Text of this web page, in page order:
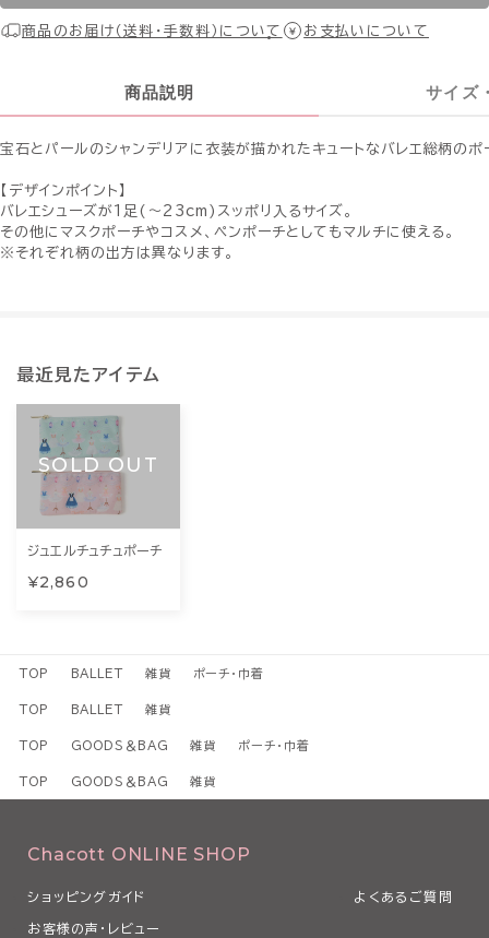
商品のお届け（送料・手数料）について お支払いについて
商品説明 サイズ
宝石とパールのシャンデリアに衣装が描かれたキュートなバレエ総柄のポ
【デザインポイント】
バレエシューズが1足(〜23cm)スッポリ入るサイズ。
その他にマスクポーチやコスメ、ペンポーチとしてもマルチに使える。
※それぞれ柄の出方は異なります。
最近見たアイテム
SOLD OUT
ジュエルチュチュポーチ
¥2,860
TOP BALLET 雑貨 ポーチ・巾着
TOP BALLET 雑貨
TOP GOODS＆BAG 雑貨 ポーチ・巾着
TOP GOODS＆BAG 雑貨
Chacott ONLINE SHOP
ショッピングガイド よくあるご質問
お客様の声・レビュー